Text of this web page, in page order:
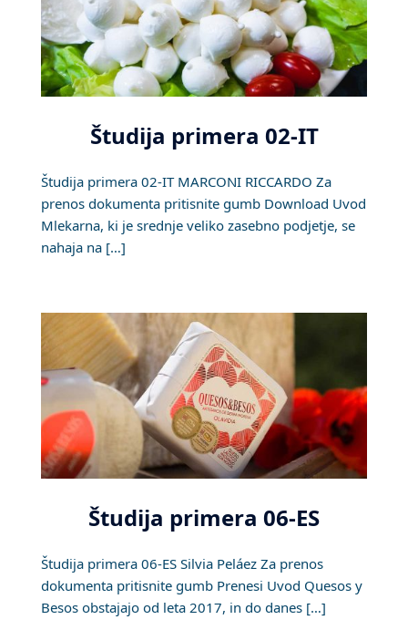
Študija primera 02-IT
Študija primera 02-IT MARCONI RICCARDO Za
prenos dokumenta pritisnite gumb Download Uvod
Mlekarna, ki je srednje veliko zasebno podjetje, se
nahaja na […]
Študija primera 06-ES
Študija primera 06-ES Silvia Peláez Za prenos
dokumenta pritisnite gumb Prenesi Uvod Quesos y
Besos obstajajo od leta 2017, in do danes […]